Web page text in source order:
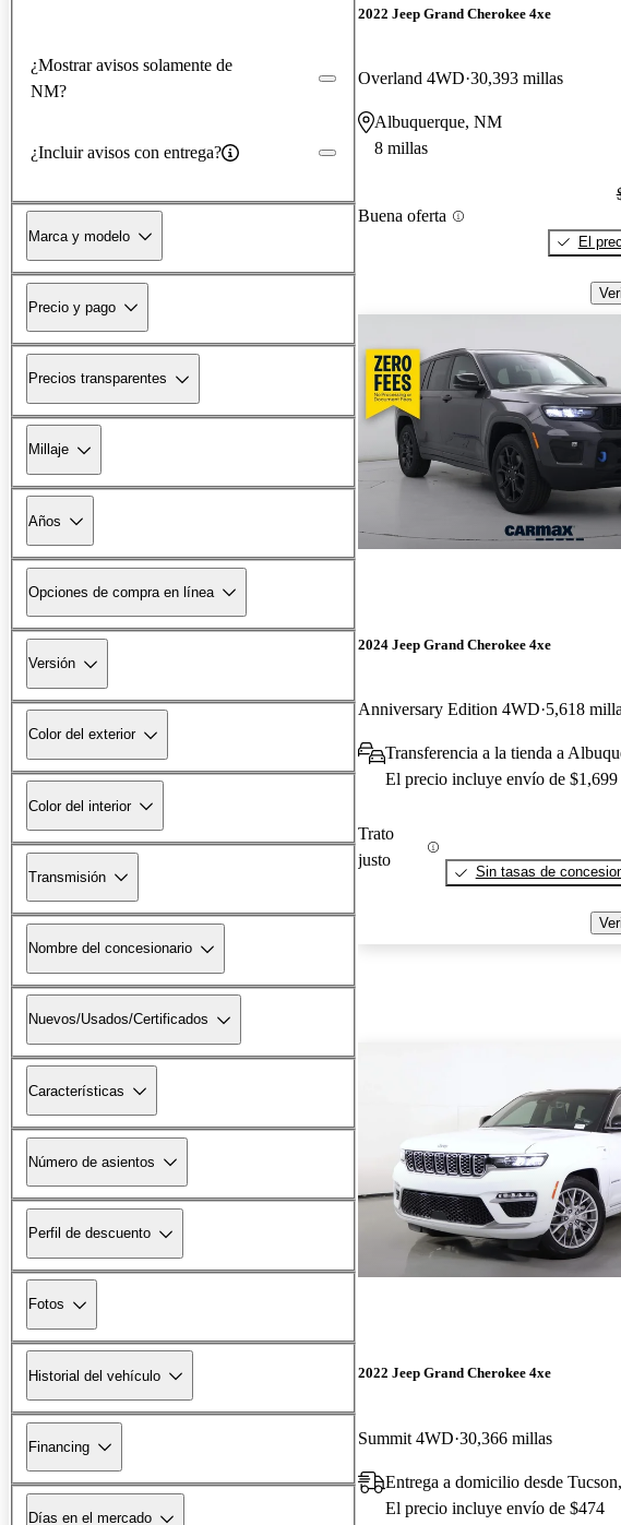
¿Mostrar avisos solamente de
NM?
¿Incluir avisos con entrega?
Marca y modelo
Precio y pago
Precios transparentes
Millaje
Años
Opciones de compra en línea
Versión
Color del exterior
Color del interior
Transmisión
Nombre del concesionario
Nuevos/Usados/Certificados
Características
Número de asientos
Perfil de descuento
Fotos
Historial del vehículo
Financing
Días en el mercado
2022 Jeep Grand Cherokee 4xe
Overland 4WD 30,393 millas
Albuquerque, NM
8 millas
Buena oferta
El
2024 Jeep Grand Cherokee 4xe
Anniversary Edition 4WD 5,618
Transferencia a la tienda a
El precio incluye envío de $1,699
Trato
justo
Sin tasas de
2022 Jeep Grand Cherokee 4xe
Summit 4WD 30,366 millas
Entrega a domicilio desde
El precio incluye envío de $474